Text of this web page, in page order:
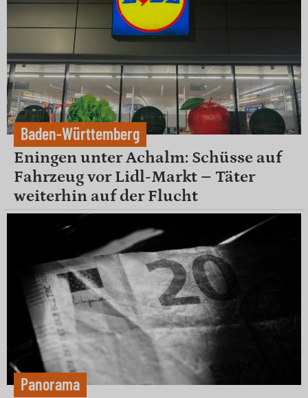
Baden-Württemberg
Eningen unter Achalm: Schüsse auf
Fahrzeug vor Lidl-Markt – Täter
weiterhin auf der Flucht
Panorama